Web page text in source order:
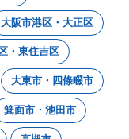
大阪市港区・大正区
・東住吉区
大東市・四條畷市
箕面市・池田市